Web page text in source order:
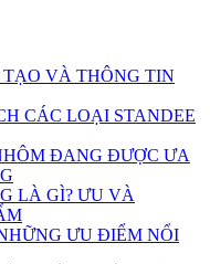
VÀ THÔNG TIN
CÁC LOẠI STANDEE
ĐANG ĐƯỢC ƯA
LÀ GÌ? ƯU VÀ
ƯU ĐIỂM NỔI